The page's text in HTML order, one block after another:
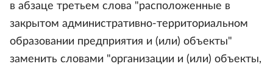
в абзаце третьем слова "расположенные в
закрытом административно-территориальном
образовании предприятия и (или) объекты"
заменить словами "организации и (или) объекты,